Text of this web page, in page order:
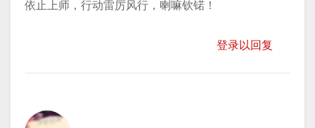
依止上师，行动雷厉风行，喇嘛钦锘！
登录以回复